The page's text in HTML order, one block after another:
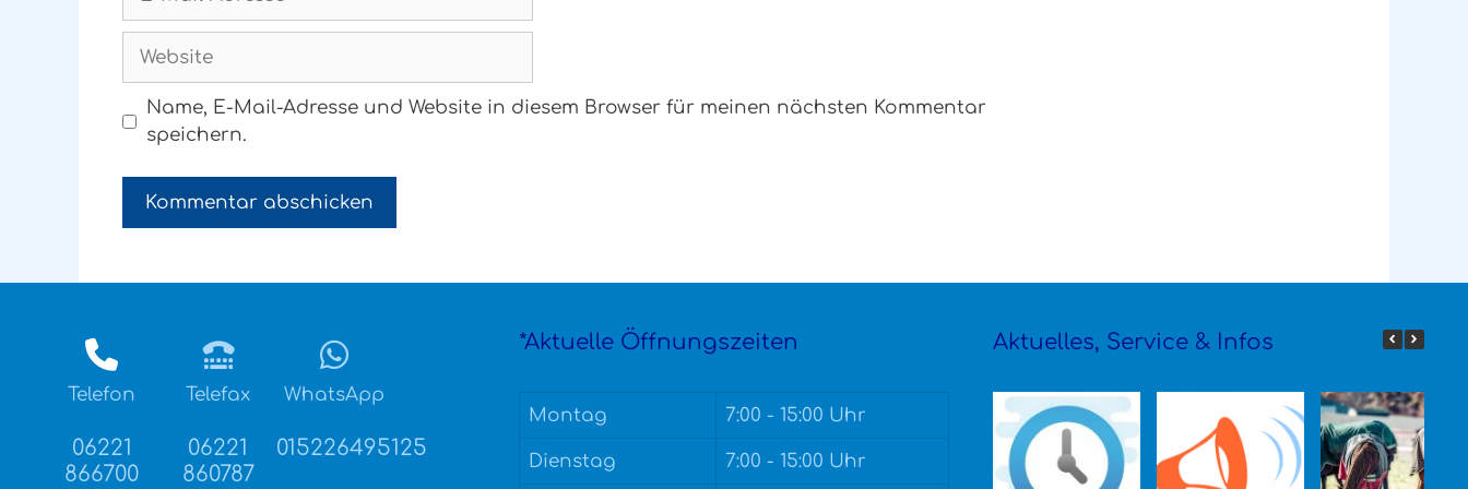
Adresse
Website
Name, E-Mail-Adresse und Website in diesem Browser für meinen nächsten Kommentar
speichern.
Telefon
06221
866700
Telefax
06221
860787
WhatsApp
015226495125
*Aktuelle Öffnungszeiten
Montag 7:00 - 15:00 Uhr
Dienstag 7:00 - 15:00 Uhr
Aktuelles, Service & Infos